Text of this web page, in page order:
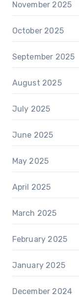
November 2025
October 2025
September 2025
August 2025
July 2025
June 2025
May 2025
April 2025
March 2025
February 2025
January 2025
December 2024